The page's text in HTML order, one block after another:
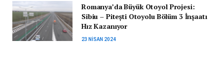
Romanya’da Büyük Otoyol Projesi:
Sibiu – Pitești Otoyolu Bölüm 3 İnşaatı
Hız Kazanıyor
23 NISAN 2024